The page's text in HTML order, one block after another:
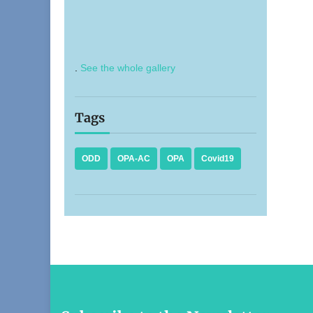
See the whole gallery
Tags
ODD OPA-AC OPA Covid19